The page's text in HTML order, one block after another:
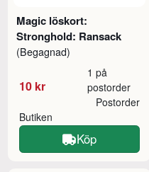
Magic löskort:
Stronghold: Ransack
(Begagnad)
10 kr
1 på
postorder
Butiken
Postorder
Köp